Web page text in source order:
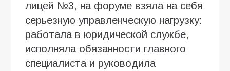
лицей №3, на форуме взяла на себя
серьезную управленческую нагрузку:
работала в юридической службе,
исполняла обязанности главного
специалиста и руководила